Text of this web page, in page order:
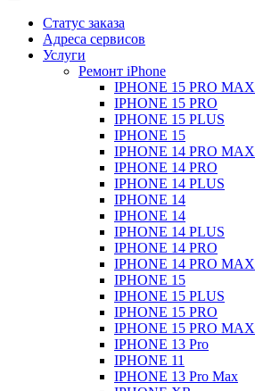
Статус заказа
Адреса сервисов
Услуги
Ремонт iPhone
IPHONE 15 PRO MAX
IPHONE 15 PRO
IPHONE 15 PLUS
IPHONE 15
IPHONE 14 PRO MAX
IPHONE 14 PRO
IPHONE 14 PLUS
IPHONE 14
IPHONE 14
IPHONE 14 PLUS
IPHONE 14 PRO
IPHONE 14 PRO MAX
IPHONE 15
IPHONE 15 PLUS
IPHONE 15 PRO
IPHONE 15 PRO MAX
IPHONE 13 Pro
IPHONE 11
IPHONE 13 Pro Max